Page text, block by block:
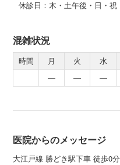
休診日：木・土午後・日・祝
混雑状況
時間 月 火 水
―
― ―
医院からのメッセージ
大江戸線 勝どき駅下車 徒歩0分